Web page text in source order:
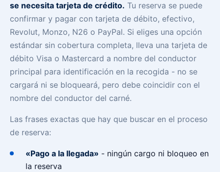
se necesita tarjeta de crédito. Tu reserva se puede
confirmar y pagar con tarjeta de débito, efectivo,
Revolut, Monzo, N26 o PayPal. Si eliges una opción
estándar sin cobertura completa, lleva una tarjeta de
débito Visa o Mastercard a nombre del conductor
principal para identificación en la recogida - no se
cargará ni se bloqueará, pero debe coincidir con el
nombre del conductor del carné.
Las frases exactas que hay que buscar en el proceso
de reserva:
«Pago a la llegada» - ningún cargo ni bloqueo en
la reserva